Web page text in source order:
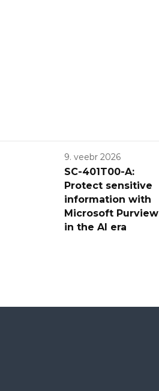
9. veebr 2026
SC-401T00-A:
Protect sensitive
information with
Microsoft Purview
in the AI era